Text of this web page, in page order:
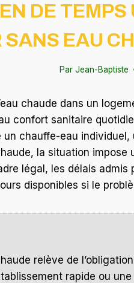
DE TEMPS
SANS EAU
Par Jean-Baptiste
chaude dans un
confort sanitaire
un chauffe-eau
la situation
légal, les délais
disponibles si le
relève de
rapide ou